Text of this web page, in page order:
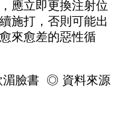
應立即更換注射位
施打，否則可能出
來愈差的惡性循
臉書 ◎ 資料來源